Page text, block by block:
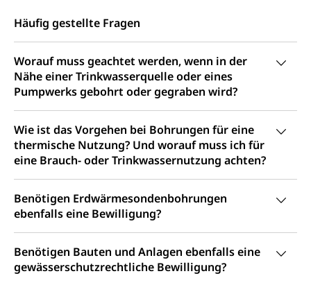
Häufig gestellte Fragen
Worauf muss geachtet werden, wenn in der
Nähe einer Trinkwasserquelle oder eines
Pumpwerks gebohrt oder gegraben wird?
Wie ist das Vorgehen bei Bohrungen für eine
thermische Nutzung? Und worauf muss ich für
eine Brauch- oder Trinkwassernutzung achten?
Benötigen Erdwärmesondenbohrungen
ebenfalls eine Bewilligung?
Benötigen Bauten und Anlagen ebenfalls eine
gewässerschutzrechtliche Bewilligung?
Arbeitslosenversicherung (WAS Luzern)
Invalidenversicherung (WAS Luzern)
Fachstelle Sucht Region Luzern
Drogen (Polizei)
Sucht
Gesundheitsversorgung
Gesundheitsversorgung, Spital, Pflegeinitiative,
Ambulant vor stationär, AVOS, Patientendossier
Gesundheitsversorgung
AHV / IV
Sozialversicherung, Vorsorgeeinrichtung,
Pensionskasse, erste Säule, zweite Säule, dritte
Säule, Hilflosenentschädigung,
Hilfslosenentschädigung (WAS Luzern)
AHV-Beiträge (WAS Luzern)
Behinderung
geistige Behinderung, psychische Behinderung,
Erwerbsunfähigkeit, Behinderte